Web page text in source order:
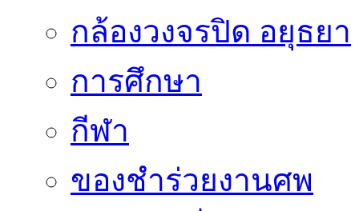
กล้องวงจรปิด อยุธยา
การศึกษา
กีฬา
ของชำร่วยงานศพ